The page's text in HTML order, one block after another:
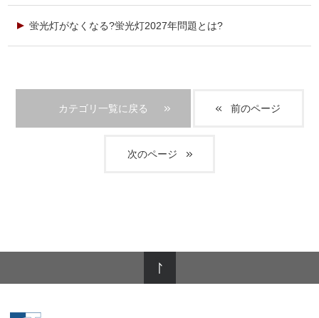
蛍光灯がなくなる?蛍光灯2027年問題とは?
カテゴリ一覧に戻る 前のページ
次のページ